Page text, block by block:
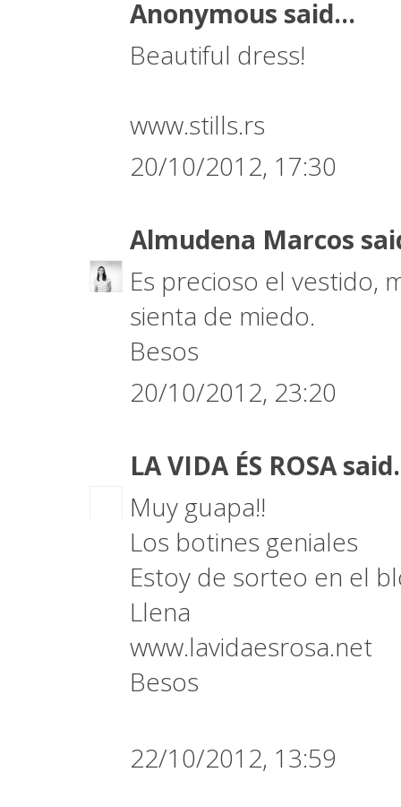
Anonymous said...
Beautiful dress!
www.stills.rs
20/10/2012, 17:30
Almudena Marcos
Es precioso el vestido,
sienta de miedo.
Besos
20/10/2012, 23:20
LA VIDA ÉS ROSA
Muy guapa!!
Los botines geniales
Estoy de sorteo en el
Llena
www.lavidaesrosa.net
Besos
22/10/2012, 13:59